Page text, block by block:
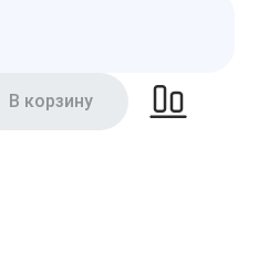
В корзину